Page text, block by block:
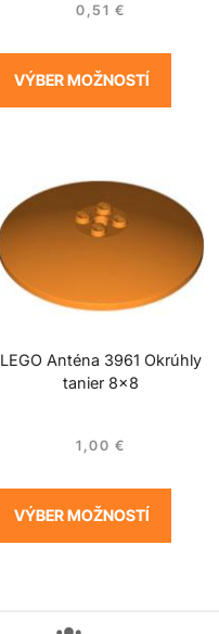
0,51 €
VÝBER MOŽNOSTÍ
LEGO Anténa 3961 Okrúhly
tanier 8×8
1,00 €
VÝBER MOŽNOSTÍ